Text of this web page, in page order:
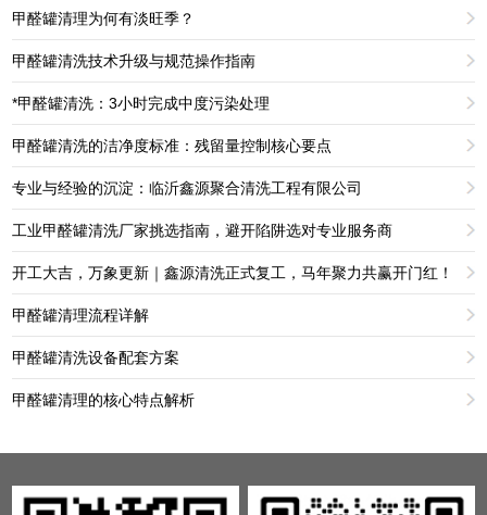
甲醛罐清理为何有淡旺季？
甲醛罐清洗技术升级与规范操作指南
*甲醛罐清洗：3小时完成中度污染处理
甲醛罐清洗的洁净度标准：残留量控制核心要点
专业与经验的沉淀：临沂鑫源聚合清洗工程有限公司
工业甲醛罐清洗厂家挑选指南，避开陷阱选对专业服务商
开工大吉，万象更新｜鑫源清洗正式复工，马年聚力共赢开门红！
甲醛罐清理流程详解
甲醛罐清洗设备配套方案
甲醛罐清理的核心特点解析